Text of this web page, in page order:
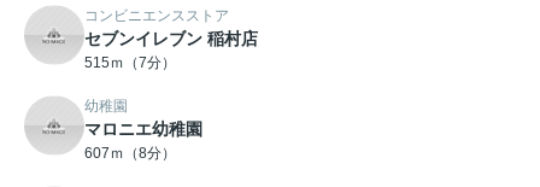
コンビニエンスストア
セブンイレブン 稲村店
515ｍ（7分）
幼稚園
マロニエ幼稚園
607ｍ（8分）